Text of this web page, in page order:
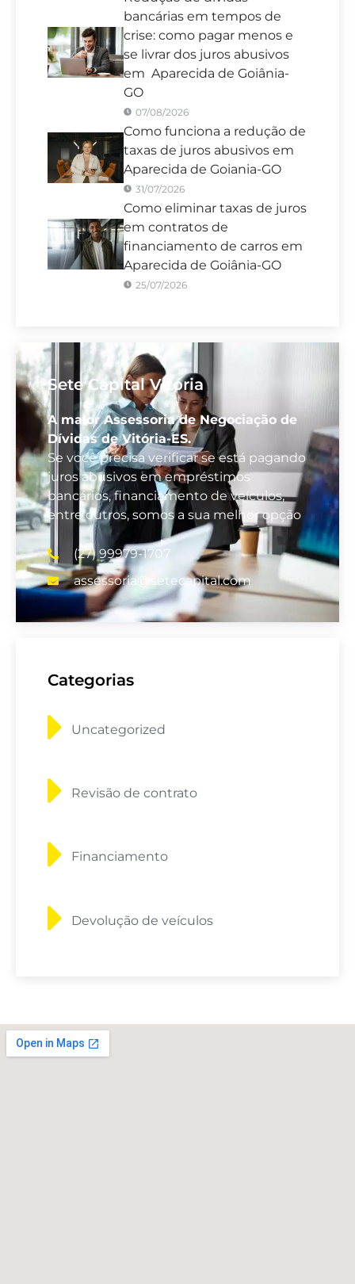
bancárias em tempos de
crise: como pagar menos e
se livrar dos juros abusivos
em Aparecida de Goiânia-
GO
07/08/2026
Como funciona a redução de
taxas de juros abusivos em
Aparecida de Goiania-GO
31/07/2026
Como eliminar taxas de juros
em contratos de
financiamento de carros em
Aparecida de Goiânia-GO
25/07/2026
Sete Capital Vitória
A maior Assessoria de Negociação de
Dívidas de Vitória-ES.
Se você precisa verificar se está pagando
juros abusivos em empréstimos
bancários, financiamento de veículos,
entre outros, somos a sua melhor opção
(27) 99979-1707
assessoria@setecapital.com
Categorias
Uncategorized
Revisão de contrato
Financiamento
Devolução de veículos